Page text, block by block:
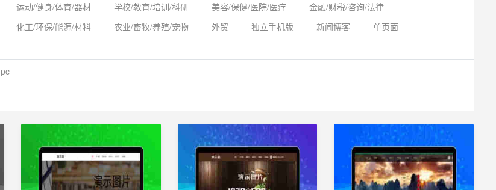
运动/健身/体育/器材 学校/教育/培训/科研 美容/保健/医院/医疗
金融/财税/咨询/法律
化工/环保/能源/材料 农业/畜牧/养殖/宠物 外贸 独立手机版 新闻博客
单页面
pc